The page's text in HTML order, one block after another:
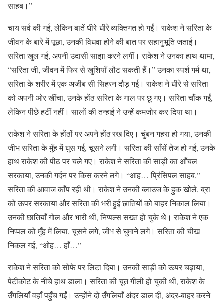
साहब।”
चाय सर्व की गई, लेकिन बातें धीरे-धीरे व्यक्तिगत हो गईं। राकेश ने सरिता के
जीवन के बारे में पूछा, उनकी विधवा होने की बात पर सहानुभूति जताई।
सरिता खुल गईं, अपनी उदासी साझा करने लगीं। राकेश ने उनका हाथ थामा,
“सरिता जी, जीवन में फिर से खुशियाँ लौट सकती हैं।” उनका स्पर्श गर्म था,
सरिता के शरीर में एक अजीब सी सिहरन दौड़ गई। राकेश ने धीरे से सरिता
को अपनी ओर खींचा, उनके होंठ सरिता के गाल पर छू गए। सरिता चौंक गईं,
लेकिन पीछे हटीं नहीं। सालों की तन्हाई ने उन्हें कमजोर कर दिया था।
राकेश ने सरिता के होंठों पर अपने होंठ रख दिए। चुंबन गहरा हो गया, उनकी
जीभ सरिता के मुँह में घुस गई, चूसने लगी। सरिता की साँसें तेज हो गईं, उनके
हाथ राकेश की पीठ पर चले गए। राकेश ने सरिता की साड़ी का आँचल
सरकाया, उनकी गर्दन पर किस करने लगे। “आह… प्रिंसिपल साहब,”
सरिता की आवाज काँप रही थी। राकेश ने उनकी ब्लाउज के हुक खोले, ब्रा
को ऊपर सरकाया और सरिता की भरी हुई छातियों को बाहर निकाल लिया।
उनकी छातियाँ गोल और भारी थीं, निप्पल्स सख्त हो चुके थे। राकेश ने एक
निप्पल को मुँह में लिया, चूसने लगे, जीभ से घुमाने लगे। सरिता की चीख
निकल गई, “ओह… हाँ…”
राकेश ने सरिता को सोफे पर लिटा दिया। उनकी साड़ी को ऊपर चढ़ाया,
पेटीकोट के नीचे हाथ डाला। सरिता की चूत गीली हो चुकी थी, राकेश के
उँगलियाँ वहाँ पहुँच गईं। उन्होंने दो उँगलियाँ अंदर डाल दीं, अंदर-बाहर करने